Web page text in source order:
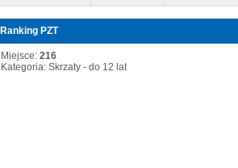
Ranking PZT
Miejsce: 216
Kategoria: Skrzaty - do 12 lat